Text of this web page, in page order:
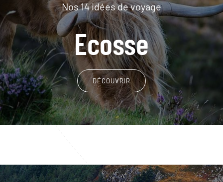
Nos 14 idées de voyage
Ecosse
DÉCOUVRIR